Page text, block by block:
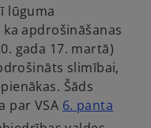
b
lūguma
apdrošināšanas
gada 17. martā)
slimībai,
Šāds
par VSA 6. panta